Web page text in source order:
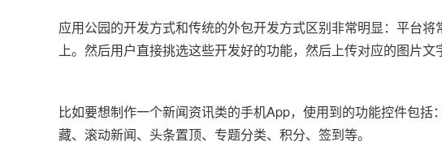
应用公园的开发方式和传统的外包开发方式区别非常明显：平台
上。然后用户直接挑选这些开发好的功能，然后上传对应的图片
比如要想制作一个新闻资讯类的手机App，使用到的功能控件包
藏、滚动新闻、头条置顶、专题分类、积分、签到等。